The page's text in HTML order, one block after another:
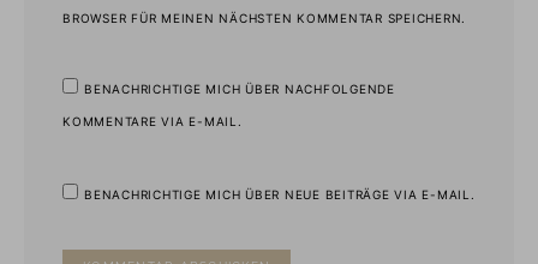
BROWSER FÜR MEINEN NÄCHSTEN KOMMENTAR SPEICHERN.
BENACHRICHTIGE MICH ÜBER NACHFOLGENDE
KOMMENTARE VIA E-MAIL.
BENACHRICHTIGE MICH ÜBER NEUE BEITRÄGE VIA E-MAIL.